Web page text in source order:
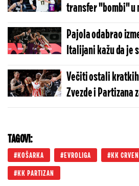
transfer "bombi" u
Pajola odabrao
Italijani kažu da je
Večiti ostali
Zvezde i Partizana
TAGOVI:
KOŠARKA EVROLIGA KK
KK PARTIZAN